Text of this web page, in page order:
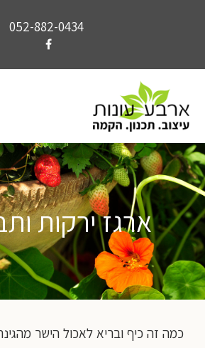
052-882-0434
ארגז ירקות
כמה זה כיף ובריא לאכול הישר